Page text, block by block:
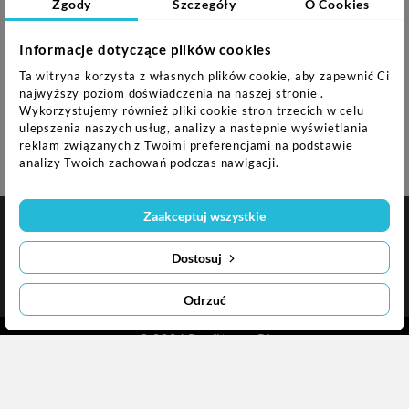
Monitorowanie tętna za pomocą ręcznych
piersiowego Bluetooth
Bluetooth 4.0 FTMS: kompatybilny z
popularnymi aplikacjami fitness, takimi jak
@Zone, Kinomap oraz pas napiersiowym
Bluetooth
NASZA FIRMA 
INFORMACJA O SKLEPIE 
© 2024 Profitness.pl
Zgody Szczegóły O Cookies
Informacje dotyczące plików cookies
Ta witryna korzysta z własnych plików cookie, aby zapewnić Ci
najwyższy poziom doświadczenia na naszej stronie .
Wykorzystujemy również pliki cookie stron trzecich w celu
ulepszenia naszych usług, analizy a nastepnie wyświetlania
reklam związanych z Twoimi preferencjami na podstawie
analizy Twoich zachowań podczas nawigacji.
Odrzuć
Dostosuj
Zaakceptuj wszystkie